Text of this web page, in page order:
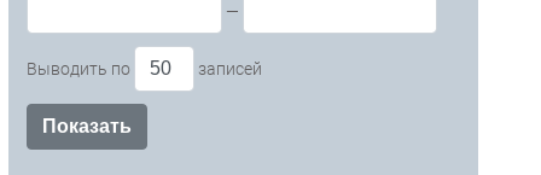
—
Выводить по записей